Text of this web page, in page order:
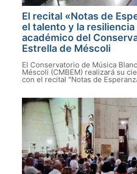
El recital «Notas de
el talento y la
académico del
Estrella de Méscoli
El Conservatorio de Música
Méscoli (CMBEM) realizará su
con el recital "Notas de